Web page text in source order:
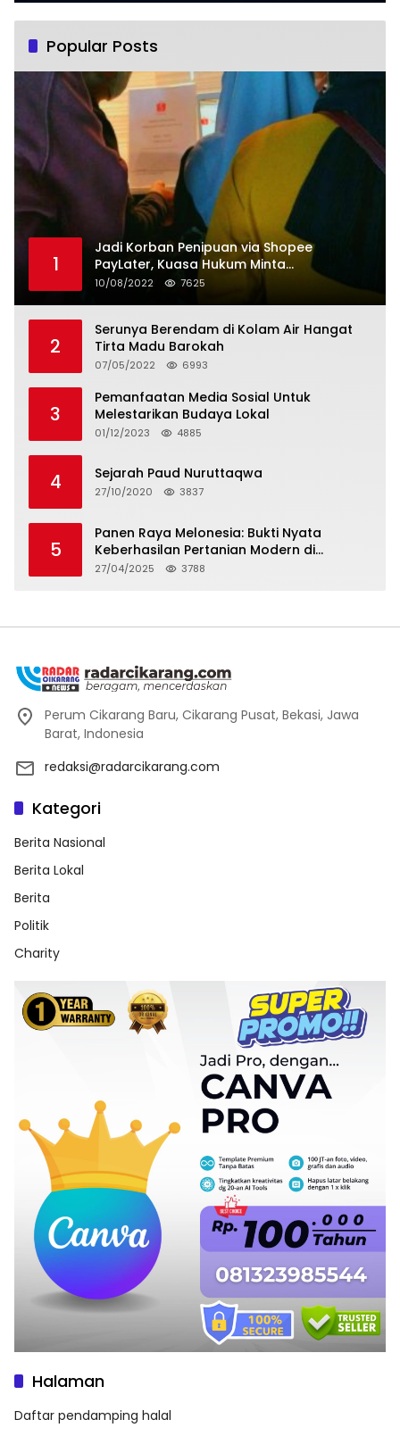
Popular Posts
1
Jadi Korban Penipuan via Shopee
PayLater, Kuasa Hukum Minta
Penangguhan Tagihan dan Hapus Bunga
10/08/2022 7625
2
Serunya Berendam di Kolam Air Hangat
Tirta Madu Barokah
07/05/2022 6993
3
Pemanfaatan Media Sosial Untuk
Melestarikan Budaya Lokal
01/12/2023 4885
4 Sejarah Paud Nuruttaqwa
27/10/2020 3837
5
Panen Raya Melonesia: Bukti Nyata
Keberhasilan Pertanian Modern di
Kabupaten Bekasi
27/04/2025 3788
Perum Cikarang Baru, Cikarang Pusat, Bekasi, Jawa
Barat, Indonesia
redaksi@radarcikarang.com
Kategori
Berita Nasional
Berita Lokal
Berita
Politik
Charity
Halaman
Daftar pendamping halal